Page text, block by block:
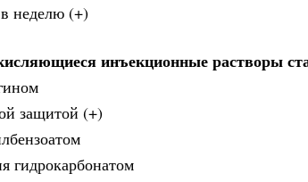
неделю (+)
инъекционные растворы
защитой (+)
гидрокарбонатом